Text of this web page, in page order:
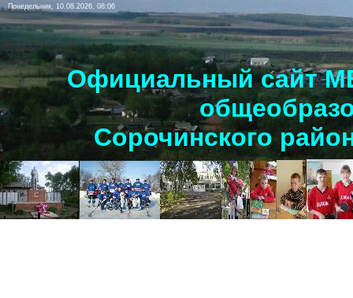
Понедельник, 10.08.2026, 08:06
Официальный сайт
Сорочинского